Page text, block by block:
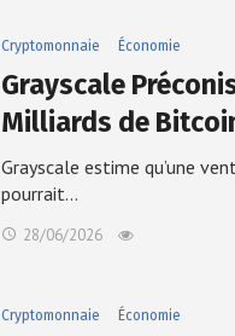
Cryptomonnaie Économie
Grayscale
Milliards de
Grayscale estime qu’une
pourrait…
28/06/2026
Cryptomonnaie Économie